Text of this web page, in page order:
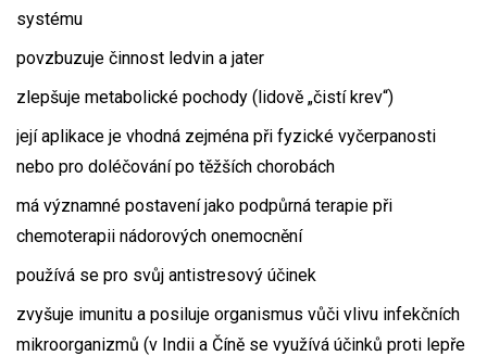
systému
povzbuzuje činnost ledvin a jater
zlepšuje metabolické pochody (lidově „čistí krev“)
její aplikace je vhodná zejména při fyzické vyčerpanosti
nebo pro doléčování po těžších chorobách
má významné postavení jako podpůrná terapie při
chemoterapii nádorových onemocnění
používá se pro svůj antistresový účinek
zvyšuje imunitu a posiluje organismus vůči vlivu infekčních
mikroorganizmů (v Indii a Číně se využívá účinků proti lepře